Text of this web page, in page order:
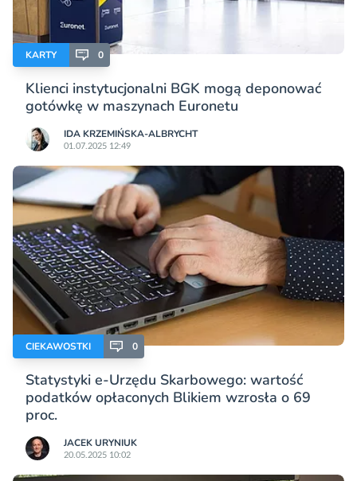
KARTY 0
Klienci instytucjonalni BGK mogą deponować
gotówkę w maszynach Euronetu
IDA KRZEMIŃSKA-ALBRYCHT
01.07.2025 12:49
CIEKAWOSTKI 0
Statystyki e-Urzędu Skarbowego: wartość
podatków opłaconych Blikiem wzrosła o 69
proc.
JACEK URYNIUK
20.05.2025 10:02